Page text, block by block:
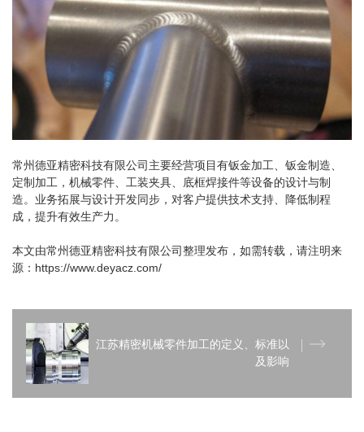
常州德亚精密科技有限公司主要经营项目有钣金加工、钣金制造、
定制加工，机械零件、工装夹具、底框焊接件等设备的设计与制
造。业务拓展与设计开发同步，对客户提供技术支持、降低制程
成，提升有效生产力。
本文由常州德亚精密科技有限公司整理发布，如需转载，请注明来
源：https://www.deyacz.com/
江苏精密机械零件加工的定义、标准以
及影响